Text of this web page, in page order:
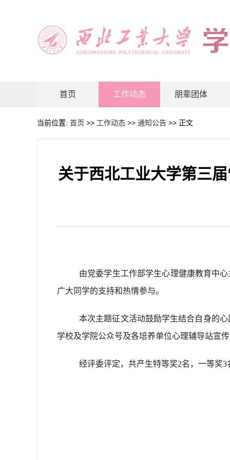
首页 工作动态 朋辈团体
当前位置: 首页 >> 工作动态 >> 通知公告 >> 正文
关于西北工业大学第三
由党委学生工作部学生心理健康教育中
广大同学的支持和热情参与。
本次主题征文活动鼓励学生结合自身的
学校及学院公众号及各培养单位心理辅导站宣
经评委评定，共产生特等奖2名，一等奖